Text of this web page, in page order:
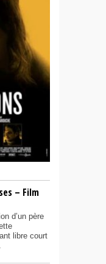
– Film
d’un père
libre court